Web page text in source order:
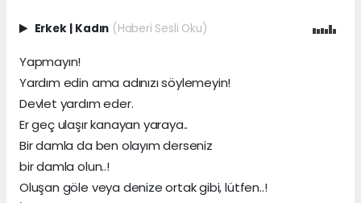
Erkek Kadın (Haberi Sesli Oku)
Yapmayın!
Yardım edin ama adınızı söylemeyin!
Devlet yardım eder.
Er geç ulaşır kanayan yaraya..
Bir damla da ben olayım derseniz
bir damla olun..!
Oluşan göle veya denize ortak gibi, lütfen..!